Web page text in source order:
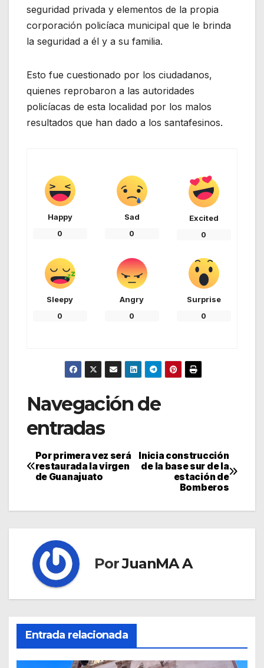
seguridad privada y elementos de la propia
corporación policíaca municipal que le brinda
la seguridad a él y a su familia.
Esto fue cuestionado por los ciudadanos,
quienes reprobaron a las autoridades
policíacas de esta localidad por los malos
resultados que han dado a los santafesinos.
Happy
0
Sad
0
Excited
0
Sleepy
0
Angry
0
Surprise
0
Navegación de
entradas
Inicia construcción
de la base sur de la
estación de
Bomberos
Por primera vez será
restaurada la virgen
de Guanajuato
PorJuanMA A
Entrada relacionada